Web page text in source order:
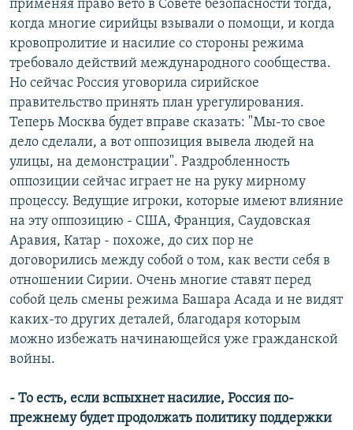
применяя право вето в Совете безопасности тогда,
когда многие сирийцы взывали о помощи, и когда
кровопролитие и насилие со стороны режима
требовало действий международного сообщества.
Но сейчас Россия уговорила сирийское
правительство принять план урегулирования.
Теперь Москва будет вправе сказать: "Мы-то свое
дело сделали, а вот оппозиция вывела людей на
улицы, на демонстрации". Раздробленность
оппозиции сейчас играет не на руку мирному
процессу. Ведущие игроки, которые имеют влияние
на эту оппозицию - США, Франция, Саудовская
Аравия, Катар - похоже, до сих пор не
договорились между собой о том, как вести себя в
отношении Сирии. Очень многие ставят перед
собой цель смены режима Башара Асада и не видят
каких-то других деталей, благодаря которым
можно избежать начинающейся уже гражданской
войны.
- То есть, если вспыхнет насилие, Россия по-
прежнему будет продолжать политику поддержки